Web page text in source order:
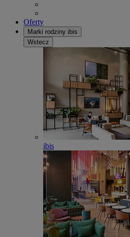
Oferty
Marki rodziny ibis
Wstecz
ibis